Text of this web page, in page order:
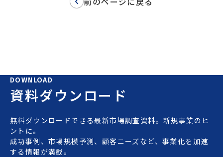
DOWNLOAD
資料ダウンロード
無料ダウンロードできる最新市場調査資料。新規事業のヒ
ントに。
成功事例、市場規模予測、顧客ニーズなど、事業化を加速
する情報が満載。